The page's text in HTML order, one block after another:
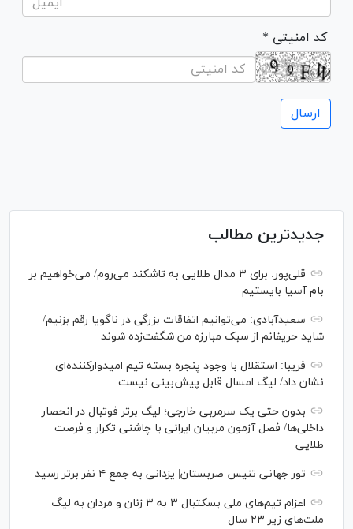
* کد امنیتی
جدیدترین مطالب
قلی‌پور: برای ۳ مدال طلایی به تاشکند می‌روم/ می‌خواهیم بر
بام آسیا بایستیم
سعیدآبادی: می‌توانیم اتفاقات بزرگی در ناگویا رقم بزنیم/
شاید حریفانم از سبک مبارزه من شگفت‌زده شوند
فریبا: استقلال با وجود پنجره بسته تیم امیدوارکننده‌ای
نشان داد/ لیگ امسال قابل پیش‌بینی نیست
بدون حتی یک سرمربی خارجی؛ لیگ برتر فوتبال در انحصار
داخلی‌ها/ فصل آزمون مربیان ایرانی با چاشنی تکرار و فرصت
طلایی
تور جهانی تنیس صربستان| یزدانی به جمع ۴ نفر برتر رسید
اعزام تیم‌های ملی بسکتبال ۳ به ۳ زنان و مردان به لیگ
ملت‌های زیر ۲۳ سال